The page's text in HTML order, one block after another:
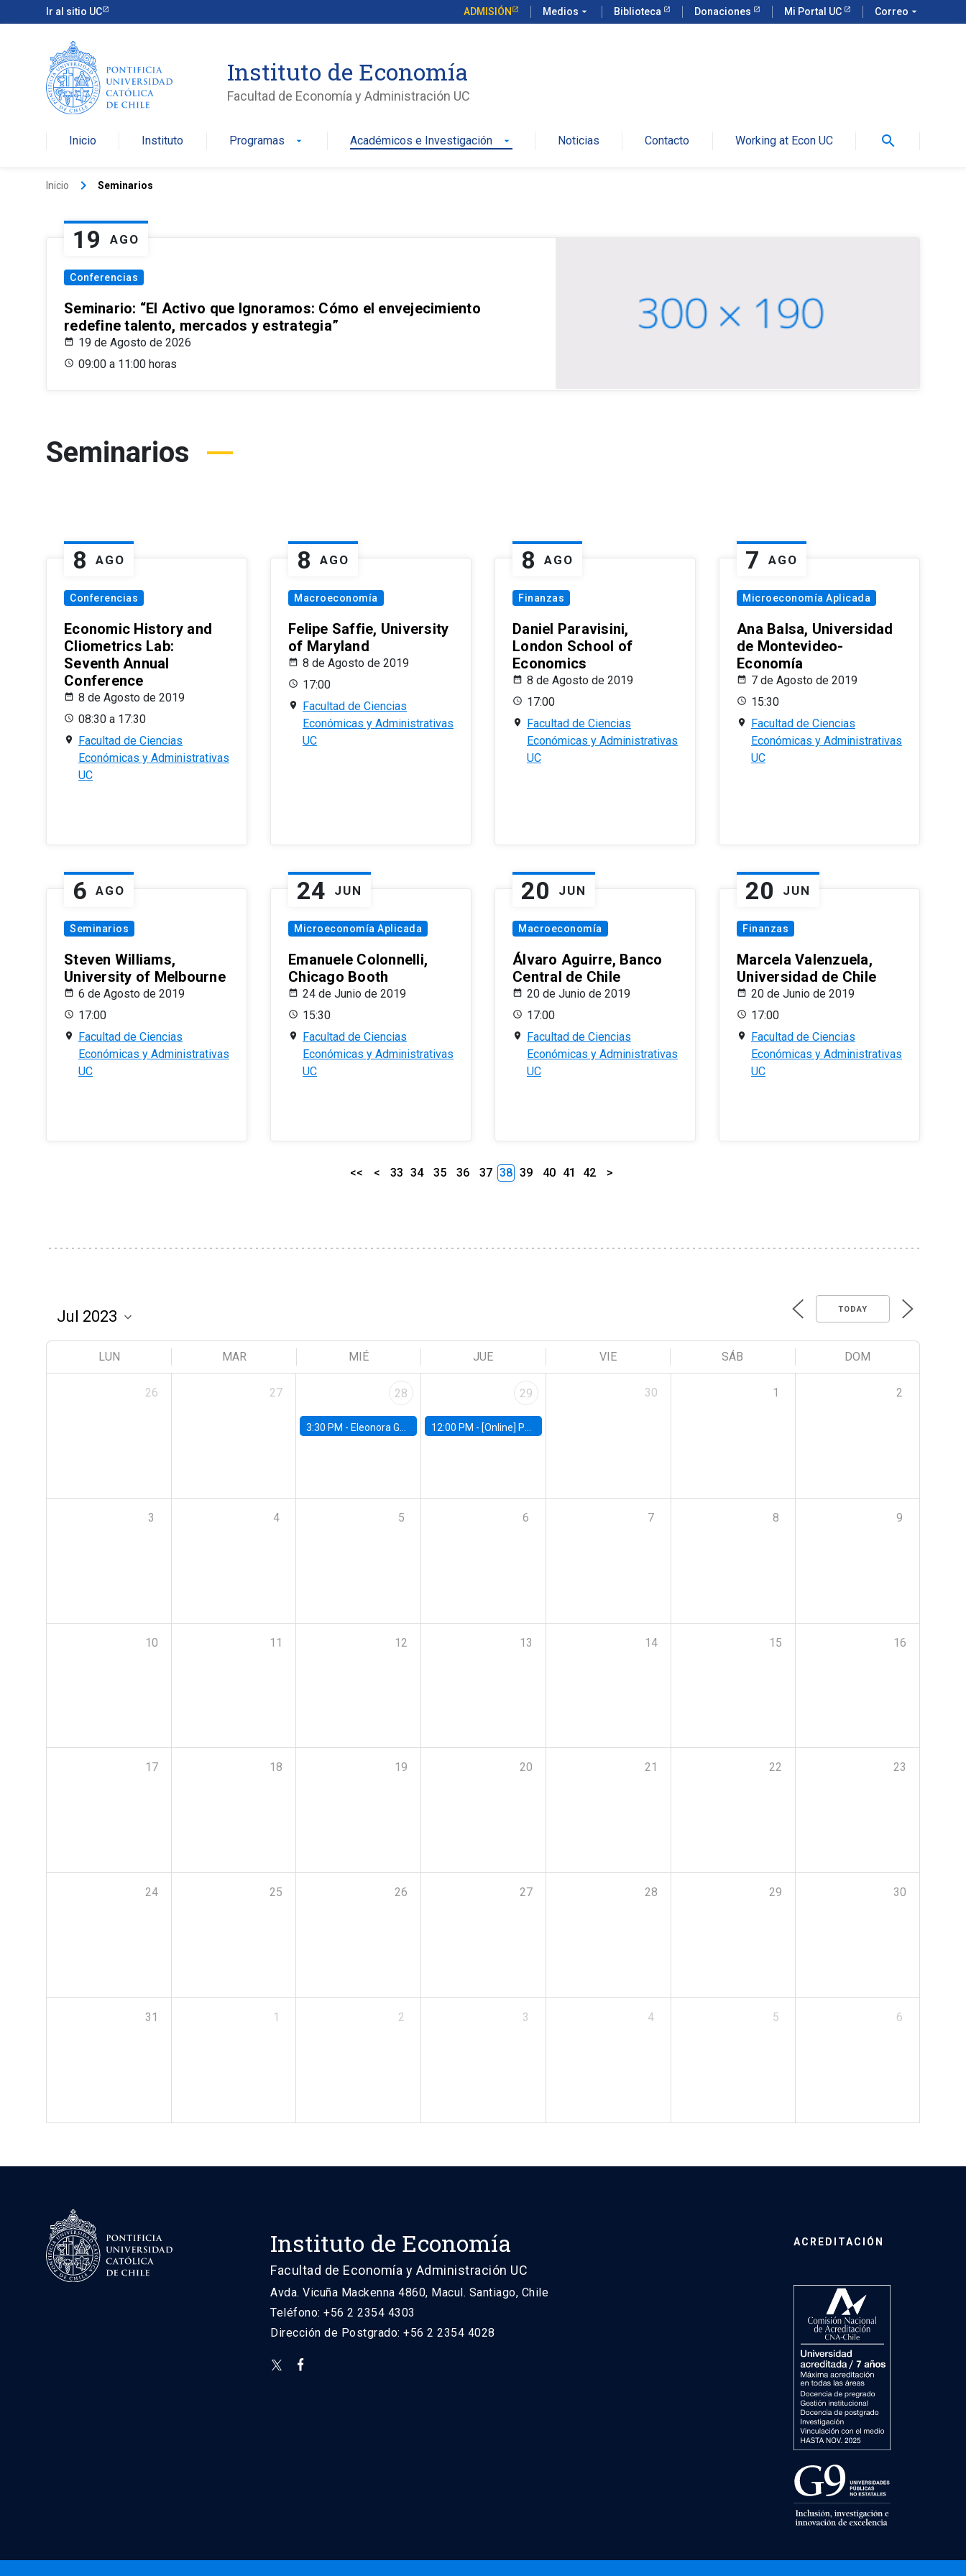
Ir al sitio UC ADMISIÓN Medios arrow_drop_down Biblioteca Donaciones Mi Portal UC Correo arrow_drop_down
Instituto de Economía
Facultad de Economía y Administración UC
Inicio Instituto Programas arrow_drop_down Académicos e Investigación arrow_drop_down Noticias Contacto Working at Econ UC search
Inicio keyboard_arrow_right Seminarios
19 AGO
Conferencias
Seminario: “El Activo que Ignoramos: Cómo el envejecimiento
redefine talento, mercados y estrategia”
19 de Agosto de 2026
09:00 a 11:00 horas
Seminarios
8 AGO
Conferencias
Economic History and
Cliometrics Lab:
Seventh Annual
Conference
8 de Agosto de 2019
08:30 a 17:30
Facultad de Ciencias
Económicas y Administrativas
UC
8 AGO
Macroeconomía
Felipe Saffie, University
of Maryland
8 de Agosto de 2019
17:00
Facultad de Ciencias
Económicas y Administrativas
UC
8 AGO
Finanzas
Daniel Paravisini,
London School of
Economics
8 de Agosto de 2019
17:00
Facultad de Ciencias
Económicas y Administrativas
UC
7 AGO
Microeconomía Aplicada
Ana Balsa, Universidad
de Montevideo-
Economía
7 de Agosto de 2019
15:30
Facultad de Ciencias
Económicas y Administrativas
UC
6 AGO
Seminarios
Steven Williams,
University of Melbourne
6 de Agosto de 2019
17:00
Facultad de Ciencias
Económicas y Administrativas
UC
24 JUN
Microeconomía Aplicada
Emanuele Colonnelli,
Chicago Booth
24 de Junio de 2019
15:30
Facultad de Ciencias
Económicas y Administrativas
UC
20 JUN
Macroeconomía
Álvaro Aguirre, Banco
Central de Chile
20 de Junio de 2019
17:00
Facultad de Ciencias
Económicas y Administrativas
UC
20 JUN
Finanzas
Marcela Valenzuela,
Universidad de Chile
20 de Junio de 2019
17:00
Facultad de Ciencias
Económicas y Administrativas
UC
<< < 33 34 35 36 37 38 39 40 41 42 >
TODAY
LUN MAR MIÉ JUE VIE SÁB DOM
26 27 28
3:30 PM - Eleonora Guarnieri, Exeter University
29
12:00 PM - [Online] Pablo Slutzky, University of Maryland
30 1 2
3 4 5 6 7 8 9
10 11 12 13 14 15 16
17 18 19 20 21 22 23
24 25 26 27 28 29 30
31 1 2 3 4 5 6
Instituto de Economía
Facultad de Economía y Administración UC
Avda. Vicuña Mackenna 4860, Macul. Santiago, Chile
Teléfono: +56 2 2354 4303
Dirección de Postgrado: +56 2 2354 4028
ACREDITACIÓN